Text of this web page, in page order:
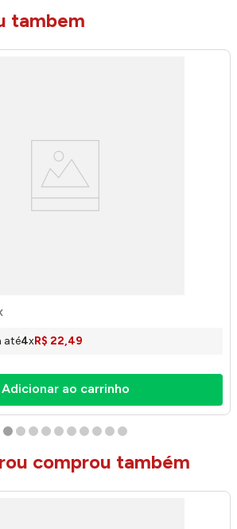
tambem
800ml 15069 - Brasfoot
até4xR$ 22,49
Adicionar ao carrinho
comprou também